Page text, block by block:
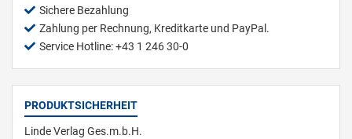
Sichere Bezahlung
Zahlung per Rechnung, Kreditkarte und PayPal.
Service Hotline: +43 1 246 30-0
PRODUKTSICHERHEIT
Linde Verlag Ges.m.b.H.